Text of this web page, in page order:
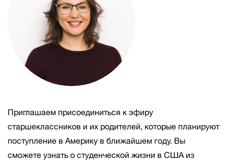
Приглашаем присоединиться к эфиру
старшеклассников и их родителей, которые планируют
поступление в Америку в ближайшем году. Вы
сможете узнать о студенческой жизни в США из